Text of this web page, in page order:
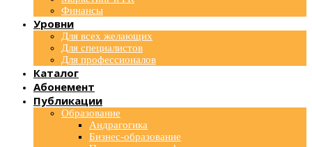
Финансы
Уровни
Для всех желающих
Для специалистов
Для профессионалов
Каталог
Абонемент
Публикации
Образование
Андрагогика
Бизнес-образование